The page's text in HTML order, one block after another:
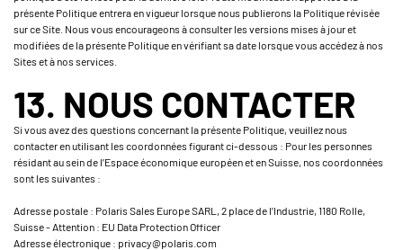
présente Politique entrera en vigueur lorsque nous publierons la Politique révisée
sur ce Site. Nous vous encourageons à consulter les versions mises à jour et
modifiées de la présente Politique en vérifiant sa date lorsque vous accédez à nos
Sites et à nos services.
13. NOUS CONTACTER
Si vous avez des questions concernant la présente Politique, veuillez nous
contacter en utilisant les coordonnées figurant ci-dessous : Pour les personnes
résidant au sein de l’Espace économique européen et en Suisse, nos coordonnées
sont les suivantes :
Adresse postale : Polaris Sales Europe SARL, 2 place de l’Industrie, 1180 Rolle,
Suisse - Attention : EU Data Protection Officer
Adresse électronique : privacy@polaris.com